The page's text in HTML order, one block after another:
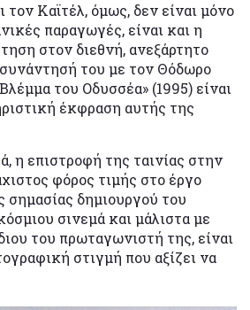
τον Καϊτέλ, όμως, δεν είναι μόνο
παραγωγές, είναι και η
στον διεθνή, ανεξάρτητο
του με τον Θόδωρο
του Οδυσσέα» (1995) είναι
έκφραση αυτής της
η επιστροφή της ταινίας στην
φόρος τιμής στο έργο
σημασίας δημιουργού του
σινεμά και μάλιστα με
του πρωταγωνιστή της, είναι
στιγμή που αξίζει να